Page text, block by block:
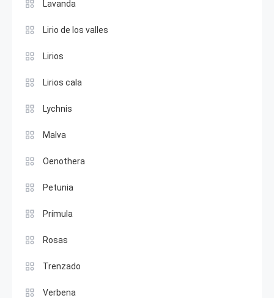
Lavanda
Lirio de los valles
Lirios
Lirios cala
Lychnis
Malva
Oenothera
Petunia
Prímula
Rosas
Trenzado
Verbena